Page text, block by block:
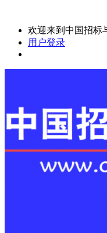
欢迎来到中国招标
用户登录